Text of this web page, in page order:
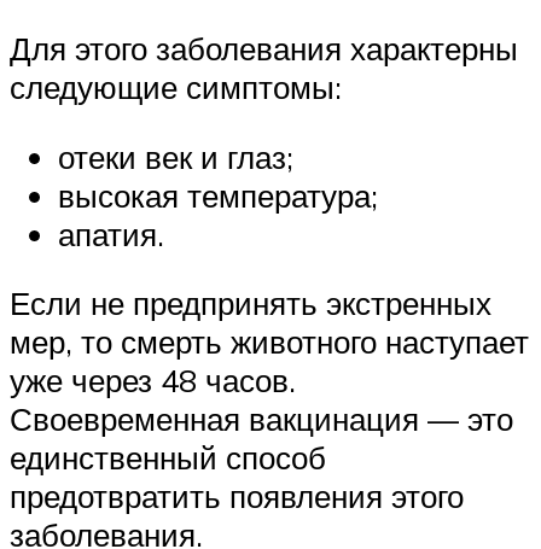
Для этого заболевания характерны
следующие симптомы:
отеки век и глаз;
высокая температура;
апатия.
Если не предпринять экстренных
мер, то смерть животного наступает
уже через 48 часов.
Своевременная вакцинация — это
единственный способ
предотвратить появления этого
заболевания.